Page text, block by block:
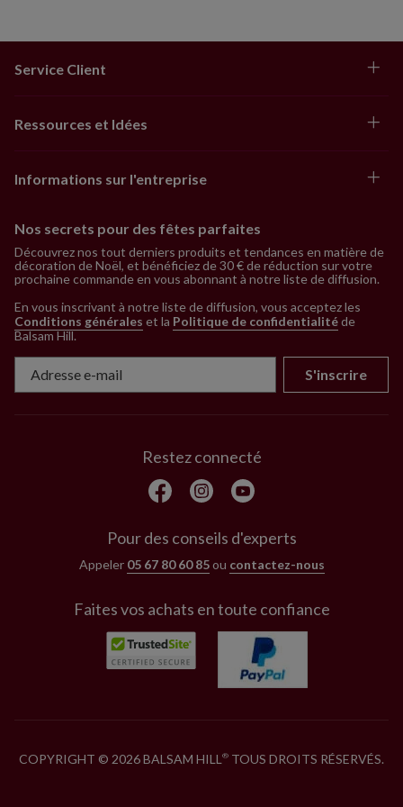
Service Client
Ressources et Idées
Informations sur l'entreprise
Nos secrets pour des fêtes parfaites
Découvrez nos tout derniers produits et tendances en matière de
décoration de Noël, et bénéficiez de 30 € de réduction sur votre
prochaine commande en vous abonnant à notre liste de diffusion.
En vous inscrivant à notre liste de diffusion, vous acceptez les
Conditions générales et la Politique de confidentialitéde
Balsam Hill.
S'inscrire
Restez connecté
Pour des conseils d'experts
Appeler 05 67 80 60 85ou contactez-nous
Faites vos achats en toute confiance
COPYRIGHT © 2026 BALSAM HILL ® TOUS DROITS RÉSERVÉS.